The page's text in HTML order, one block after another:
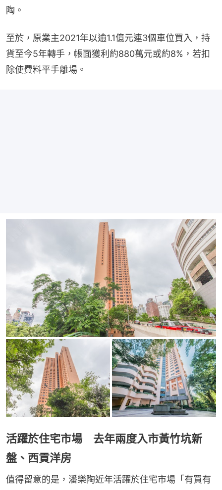
陶。
至於，原業主2021年以逾1.1億元連3個車位買入，持
貨至今5年轉手，帳面獲利約880萬元或約8%，若扣
除使費料平手離場。
活躍於住宅市場 去年兩度入市黃竹坑新
盤、西貢洋房
值得留意的是，潘樂陶近年活躍於住宅市場「有買有